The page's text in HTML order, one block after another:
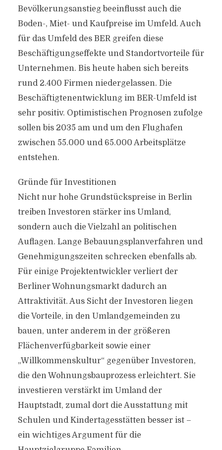
Bevölkerungsanstieg beeinflusst auch die
Boden-, Miet- und Kaufpreise im Umfeld. Auch
für das Umfeld des BER greifen diese
Beschäftigungseffekte und Standortvorteile für
Unternehmen. Bis heute haben sich bereits
rund 2.400 Firmen niedergelassen. Die
Beschäftigtenentwicklung im BER-Umfeld ist
sehr positiv. Optimistischen Prognosen zufolge
sollen bis 2035 am und um den Flughafen
zwischen 55.000 und 65.000 Arbeitsplätze
entstehen.
Gründe für Investitionen
Nicht nur hohe Grundstückspreise in Berlin
treiben Investoren stärker ins Umland,
sondern auch die Vielzahl an politischen
Auflagen. Lange Bebauungsplanverfahren und
Genehmigungszeiten schrecken ebenfalls ab.
Für einige Projektentwickler verliert der
Berliner Wohnungsmarkt dadurch an
Attraktivität. Aus Sicht der Investoren liegen
die Vorteile, in den Umlandgemeinden zu
bauen, unter anderem in der größeren
Flächenverfügbarkeit sowie einer
„Willkommenskultur“ gegenüber Investoren,
die den Wohnungsbauprozess erleichtert. Sie
investieren verstärkt im Umland der
Hauptstadt, zumal dort die Ausstattung mit
Schulen und Kindertagesstätten besser ist –
ein wichtiges Argument für die